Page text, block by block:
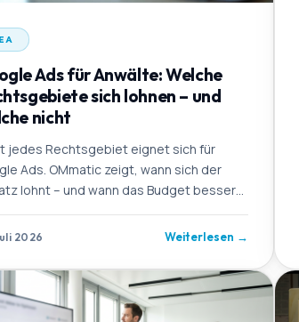
Ads für Anwälte: Welche
sich lohnen – und
nicht
jedes Rechtsgebiet eignet sich für
Ads. OMmatic zeigt, wann sich der
lohnt – und wann das Budget besser
fließt.
2026 Weiterlesen →